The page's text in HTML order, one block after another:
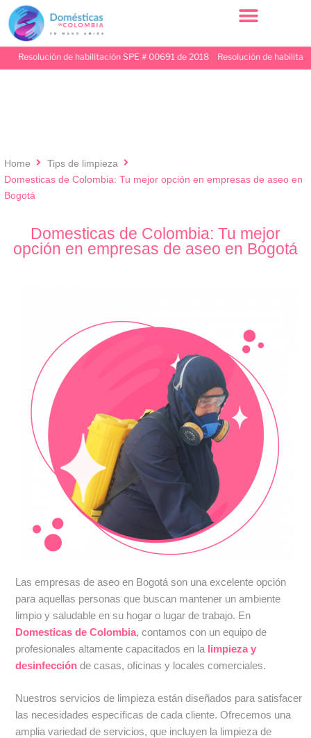
Resolución de habilitación SPE # 00691 de 2018 Resolución de
Home
Tips de limpieza
Domesticas de Colombia: Tu mejor opción en empresas de aseo en
Bogotá
Domesticas de Colombia: Tu mejor
opción en empresas de aseo en Bogotá
Las empresas de aseo en Bogotá son una excelente opción
para aquellas personas que buscan mantener un ambiente
limpio y saludable en su hogar o lugar de trabajo. En
Domesticas de Colombia, contamos con un equipo de
profesionales altamente capacitados en la limpieza y
desinfección de casas, oficinas y locales comerciales.
Nuestros servicios de limpieza están diseñados para satisfacer
las necesidades específicas de cada cliente. Ofrecemos una
amplia variedad de servicios, que incluyen la limpieza de